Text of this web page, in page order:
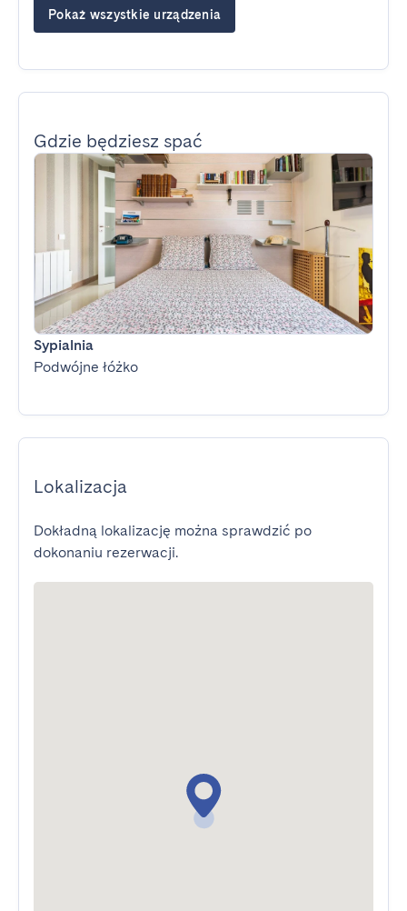
Pokaż wszystkie urządzenia
Gdzie będziesz spać
Sypialnia
Podwójne łóżko
Lokalizacja
Dokładną lokalizację można sprawdzić po
dokonaniu rezerwacji.